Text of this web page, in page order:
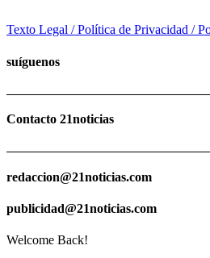
Texto Legal / Política de Privacidad /
suíguenos
Contacto 21noticias
redaccion@21noticias.com
publicidad@21noticias.com
Welcome Back!